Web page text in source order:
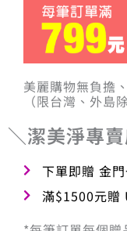
美麗購物無負擔
（限台灣、外島
＼潔美淨專
下單即贈 金
滿$1500元贈